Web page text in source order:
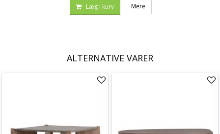
Læg i kurv Mere
ALTERNATIVE VARER